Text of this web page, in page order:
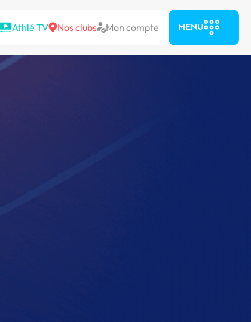
Athlé TV Nos clubs Mon compte MENU